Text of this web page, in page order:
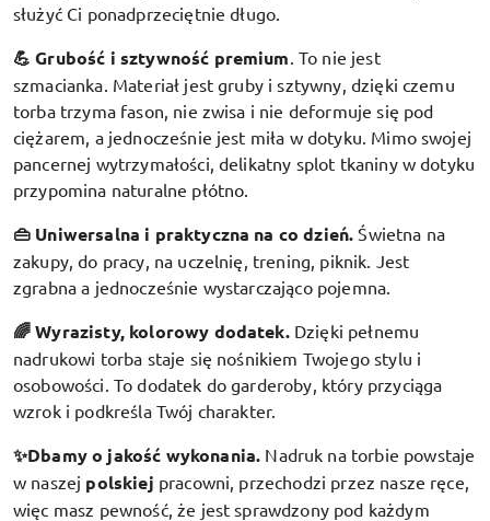
służyć Ci ponadprzeciętnie długo.
💪 Grubość i sztywność premium To nie jest
szmacianka. Materiał jest gruby i sztywny, dzięki czemu
torba trzyma fason, nie zwisa i nie deformuje się pod
ciężarem, a jednocześnie jest miła w dotyku. Mimo swojej
pancernej wytrzymałości, delikatny splot tkaniny w dotyku
przypomina naturalne płótno.
👜 Uniwersalna i praktyczna na co dzień. Świetna na
zakupy, do pracy, na uczelnię, trening, piknik. Jest
zgrabna a jednocześnie wystarczająco pojemna.
🌈 Wyrazisty, kolorowy dodatek. Dzięki pełnemu
nadrukowi torba staje się nośnikiem Twojego stylu i
osobowości. To dodatek do garderoby, który przyciąga
wzrok i podkreśla Twój charakter.
✨Dbamy o jakość wykonania. Nadruk na torbie powstaje
w naszej polskiej pracowni, przechodzi przez nasze ręce,
więc masz pewność, że jest sprawdzony pod każdym